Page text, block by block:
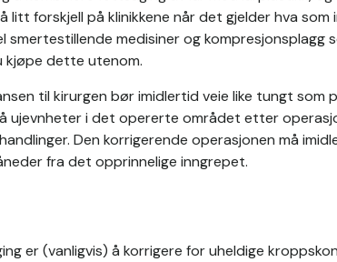
litt forskjell på klinikkene når det gjelder hva som
smertestillende medisiner og kompresjonsplagg
kjøpe dette utenom.
til kirurgen bør imidlertid veie like tungt som
ujevnheter i det opererte området etter
Den korrigerende operasjonen må
fra det opprinnelige inngrepet.
er (vanligvis) å korrigere for uheldige